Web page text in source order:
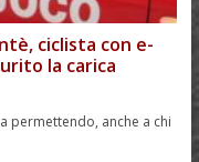
ciclista con e-
la carica
permettendo, anche a chi